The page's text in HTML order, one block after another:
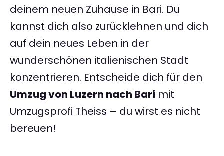
deinem neuen Zuhause in Bari. Du
kannst dich also zurücklehnen und dich
auf dein neues Leben in der
wunderschönen italienischen Stadt
konzentrieren. Entscheide dich für den
Umzug von Luzern nach Bari mit
Umzugsprofi Theiss – du wirst es nicht
bereuen!